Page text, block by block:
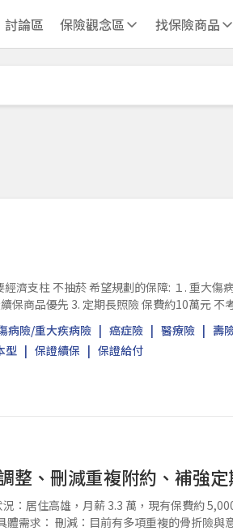
討論區 保險觀念區 找保險商品
希望規劃的保障: １. 重大傷病及癌症一次金
保商品優先 3. 定期長照險 保費約10萬元 不
病險/重大疾病險 癌症險 醫療險 壽
型 保證續保 保證給付
整、刪減重複附約、補強
：居住高雄，月薪 3.3 萬，現有保費約
意外險附。 約，